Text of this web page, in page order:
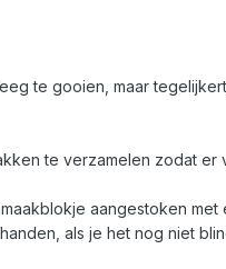
te gooien, maar
te verzamelen zodat
aangestoken
als je het nog niet